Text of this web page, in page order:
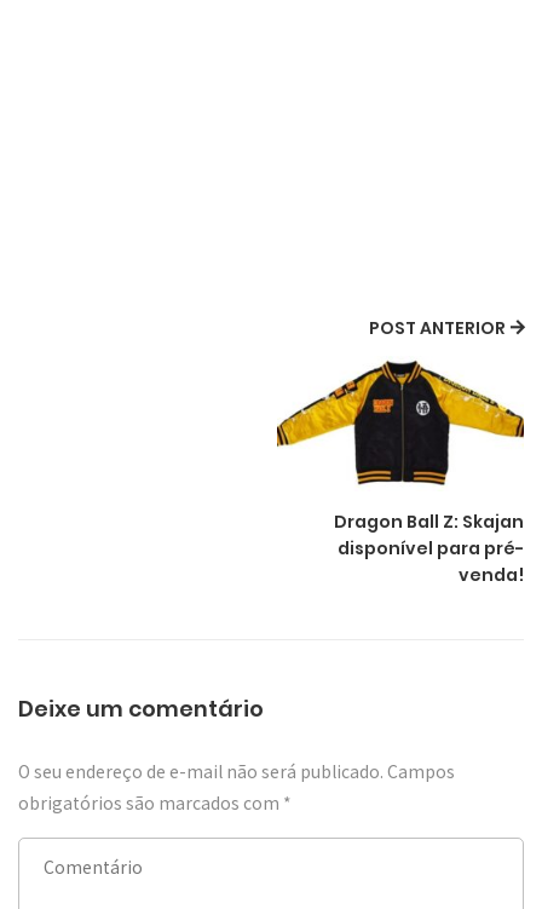
POST ANTERIOR
Dragon Ball Z: Skajan
disponível para pré-
venda!
Deixe um comentário
O seu endereço de e-mail não será publicado. Campos
obrigatórios são marcados com *